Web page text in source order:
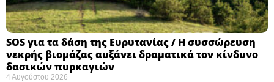
SOS για τα δάση της Ευρυτανίας / Η συσσώρευση
νεκρής βιομάζας αυξάνει δραματικά τον κίνδυνο
δασικών πυρκαγιών
4 Αυγούστου 2026